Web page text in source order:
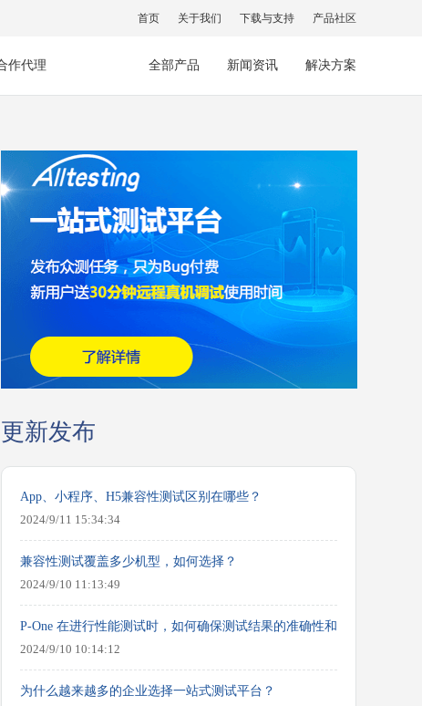
首页 关于我们 下载与支持 产品社区
作代理 全部产品 新闻资讯 解决方案
更新发布
App、小程序、H5兼容性测试区别在哪些？
2024/9/11 15:34:34
兼容性测试覆盖多少机型，如何选择？
2024/9/10 11:13:49
P-One 在进行性能测试时，如何确保测试结果的准确性和可靠性？
2024/9/10 10:14:12
为什么越来越多的企业选择一站式测试平台？